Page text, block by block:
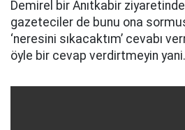
Demirel bir Anıtkabir
gazeteciler de bunu ona
‘neresini sıkacaktım’ cevabı
öyle bir cevap verdirtmeyin